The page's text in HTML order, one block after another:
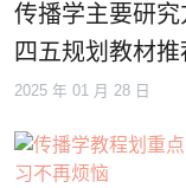
传播学主要研
四五规划教材推
2025 年 01 月 28 日